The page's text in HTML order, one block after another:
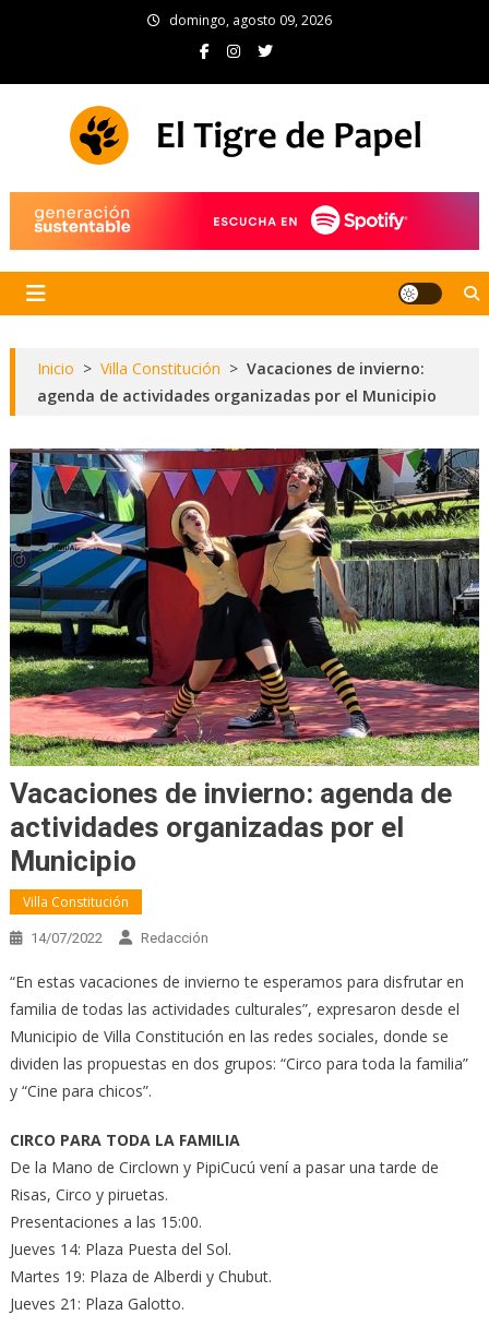
domingo, agosto 09, 2026
Inicio > Villa Constitución > Vacaciones de invierno:
agenda de actividades organizadas por el Municipio
Vacaciones de invierno: agenda de
actividades organizadas por el
Municipio
Villa Constitución
14/07/2022 Redacción
“En estas vacaciones de invierno te esperamos para disfrutar en
familia de todas las actividades culturales”, expresaron desde el
Municipio de Villa Constitución en las redes sociales, donde se
dividen las propuestas en dos grupos: “Circo para toda la familia”
y “Cine para chicos”.
CIRCO PARA TODA LA FAMILIA
De la Mano de Circlown y PipiCucú vení a pasar una tarde de
Risas, Circo y piruetas.
Presentaciones a las 15:00.
Jueves 14: Plaza Puesta del Sol.
Martes 19: Plaza de Alberdi y Chubut.
Jueves 21: Plaza Galotto.